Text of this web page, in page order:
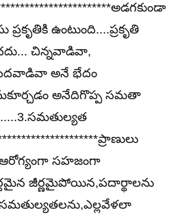
ఉంటుంది....ప్రకృతి
చిన్నవాడివా,
అనే భేదం
అనేదిగొప్ప సమతా
సహజంగా
జీర్ణమైపోయిన,పదార్థాలను
సమతుల్యతలను,ఎల్లవేళలా